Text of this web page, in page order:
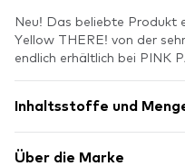
Neu! Das beliebte Produkt
Yellow THERE! von der
endlich erhältlich bei PINK
Inhaltsstoffe und
Über die Marke